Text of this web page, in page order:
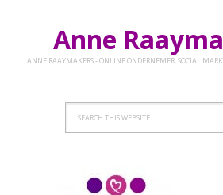
Anne
ANNE RAAYMAKERS - ONLINE ONDERNEMER, SOCIAL